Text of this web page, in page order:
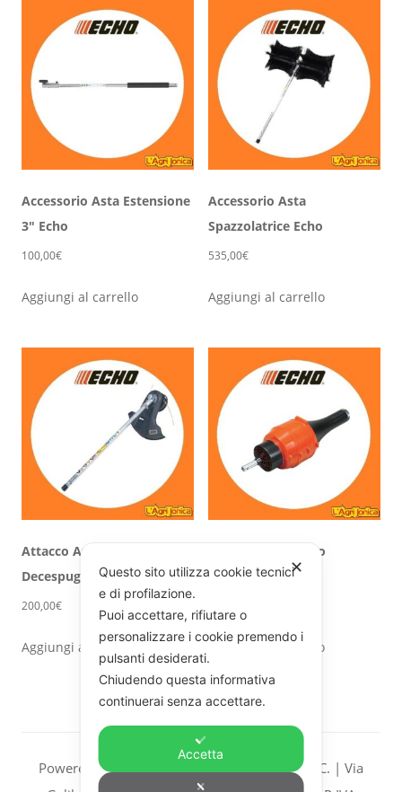
Accessorio Asta Estensione
3″ Echo
100,00€
Aggiungi al carrello
Accessorio Asta
Spazzolatrice Echo
535,00€
Aggiungi al carrello
Attacco Asta
Decespugliatore Echo
200,00€
Aggiungi al carrello
Accessorio Attacco
Soffiatore Echo
Aggiungi al carrello
Powered L’AGRI JONICA S.a.s. di BRUNO F. & C. | Via
✕
Questo sito utilizza cookie tecnici
e di profilazione.
Puoi accettare, rifiutare o
personalizzare i cookie premendo i
pulsanti desiderati.
Chiudendo questa informativa
continuerai senza accettare.
Accetta